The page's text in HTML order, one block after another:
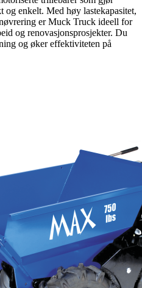
og enkelt. Med høy lastekapasitet,
er Muck Truck ideell for
og renovasjonsprosjekter. Du
og øker effektiviteten på